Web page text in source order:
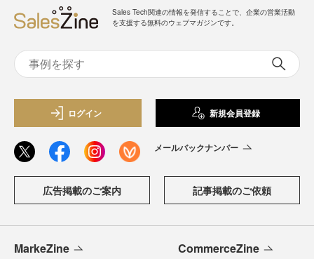
Sales Tech関連の情報を発信することで、企業の営業活動
を支援する無料のウェブマガジンです。
ログイン 新規会員登録
メールバックナンバー
広告掲載のご案内 記事掲載のご依頼
MarkeZine CommerceZine